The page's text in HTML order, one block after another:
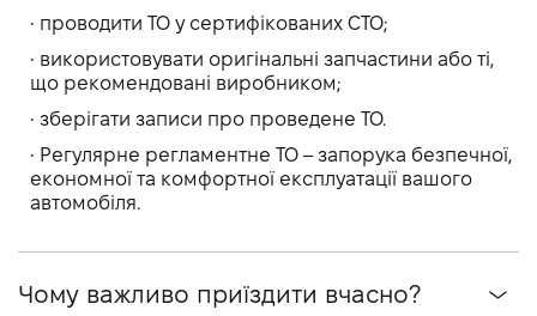
• проводити ТО у сертифікованих СТО;
• використовувати оригінальні запчастини або ті,
що рекомендовані виробником;
• зберігати записи про проведене ТО.
• Регулярне регламентне ТО – запорука безпечної,
економної та комфортної експлуатації вашого
автомобіля.
Чому важливо приїздити вчасно?